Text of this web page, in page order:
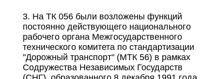
На ТК 056 были возложены функций
постоянно действующего национального
рабочего органа Межгосударственного
технического комитета по стандартизации
"Дорожный транспорт" (МТК 56) в рамках
Содружества Независимых Государств